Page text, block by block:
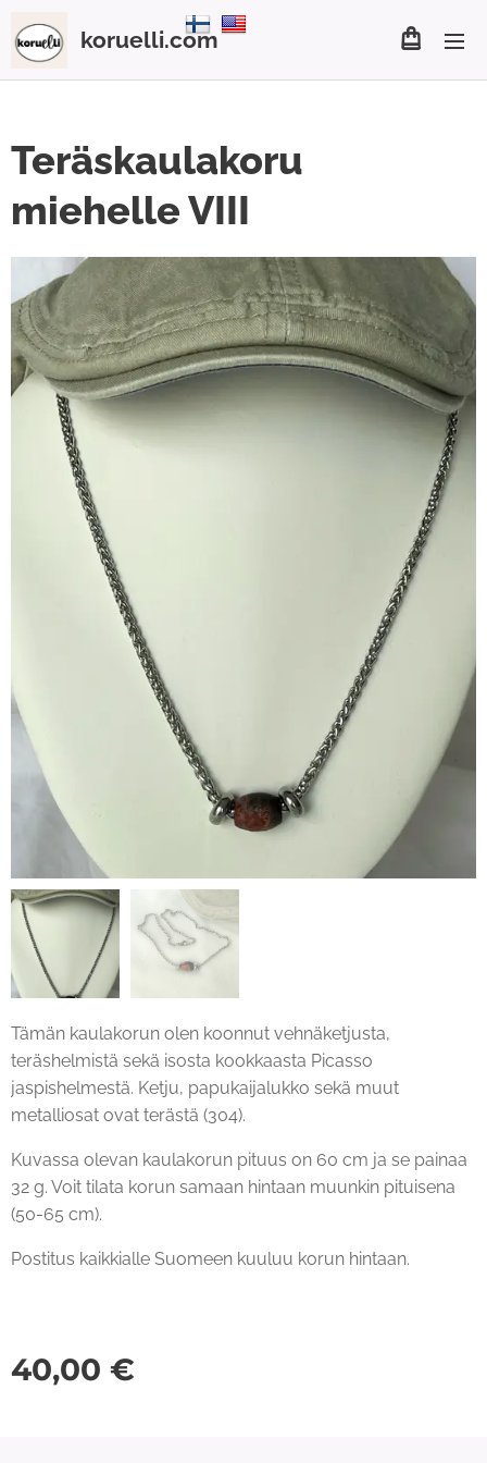
koruelli.com
Teräskaulakoru
miehelle VIII
Tämän kaulakorun olen koonnut vehnäketjusta,
teräshelmistä sekä isosta kookkaasta Picasso
jaspishelmestä. Ketju, papukaijalukko sekä muut
metalliosat ovat terästä (304).
Kuvassa olevan kaulakorun pituus on 60 cm ja se painaa
32 g. Voit tilata korun samaan hintaan muunkin pituisena
(50-65 cm).
Postitus kaikkialle Suomeen kuuluu korun hintaan.
40,00 €